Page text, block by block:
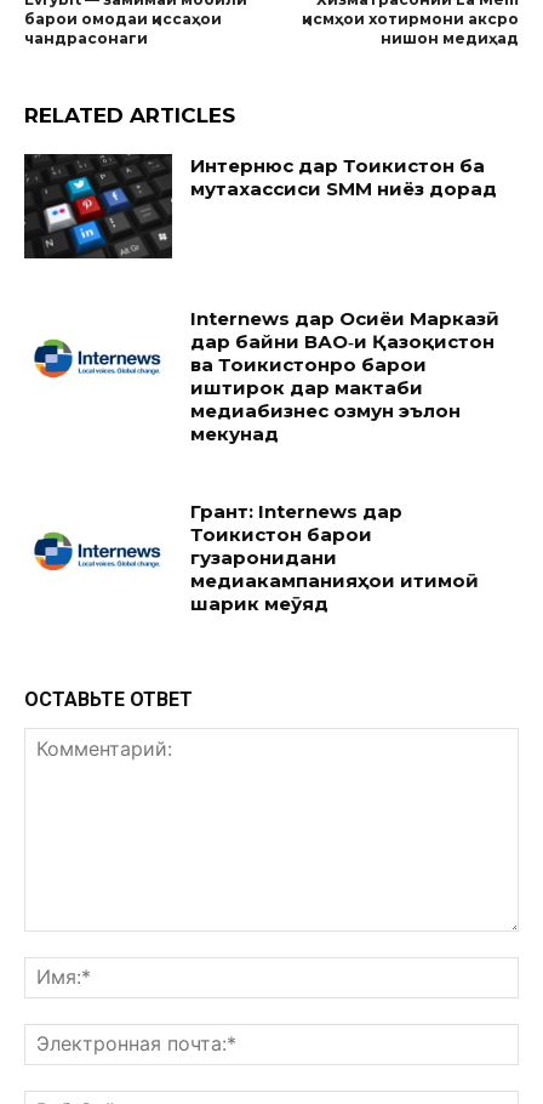
барои омодаи қиссаҳои
чандрасонаги
қисмҳои хотирмони аксро
нишон медиҳад
RELATED ARTICLES
Интернюс дар Тоҷикистон ба
мутахассиси SMM ниёз дорад
Internews дар Осиёи Марказӣ
дар байни ВАО‑и Қазоқистон
ва Тоҷикистонро барои
иштирок дар мактаби
медиабизнес озмун эълон
мекунад
Грант: Internews дар
Тоҷикистон барои
гузаронидани
медиакампанияҳои иҷтимоӣ
шарик меҷӯяд
ОСТАВЬТЕ ОТВЕТ